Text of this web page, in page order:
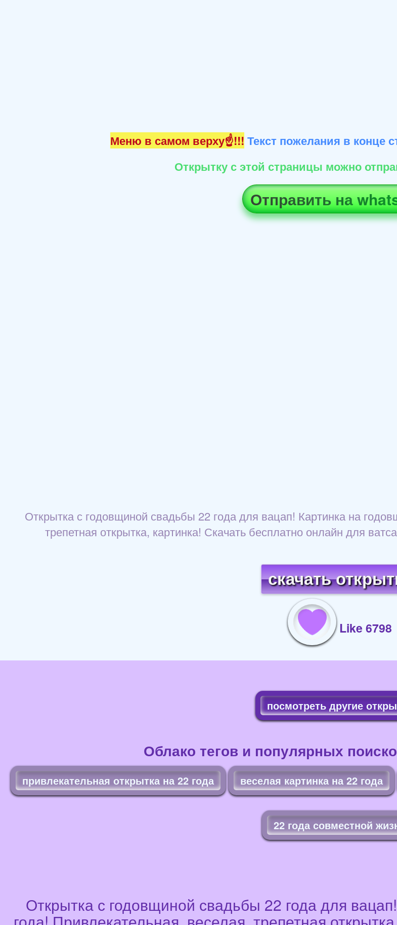
Меню в самом верху☝!!! Текст пожелания в
Открытку с этой страницы можно
Отправить на
Открытка с годовщиной свадьбы 22 года для вацап! Картинка на
трепетная открытка, картинка! Скачать бесплатно онлайн для
скачать
Like 6798
посмотреть другие
Облако тегов и популярных
привлекательная открытка на 22 года веселая картинка на 22 года
22 года совместной
Открытка с годовщиной свадьбы 22 года для